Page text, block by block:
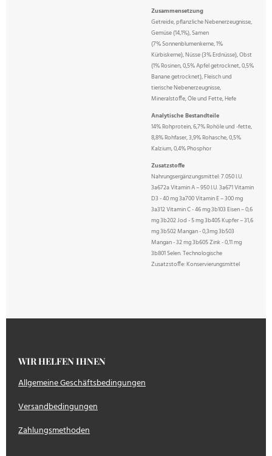
Zusammensetzung
Getreide, pflanzliche Nebenerzeugnisse,
Gemüse (14,1%), Samen
(7% Sonnenblumenkerne, 1%
Kürbiskerne), Nüsse (3% Erdnüsse), Obst
(1% Rosinen, 0,5% Apfel getrocknet, 0,5%
Banane getrocknet), Fleisch und
tierische Nebenerzeugnisse,
Mineralstoffe, Öle und Fette, Hefe
Analytische Bestandteile
14% Rohprotein, 6,7% Rohöle und -fette,
8,8% Rohfaser, 3,9% Rohasche, 0,5%
Kalzium, 0,4% Phosphor
Zusatzstoffe
Nahrungsergänzungsmittel: 7.050 I.U.
3a672a Vitamin A – 950 I.U. 3a671 Vitamin
D3 - 40 mg 3a700 Vitamin E – 300 mg
3a312 Vitamin C - 46 mg 3b103 Eisen – 0,6
mg 3b202 Jod - 5 mg 3b405 Kupfer – 31,6
mg 3b502 Mangan - 0,3mg 3b503
Mangan - 32 mg 3b605 Zink - 0,11 mg
3b801 Selen. Technologische
Zusatzstoffe: Konservierungsmittel
WIR HELFEN IHNEN
Allgemeine Geschäftsbedingungen
Versandbedingungen
Zahlungsmethoden